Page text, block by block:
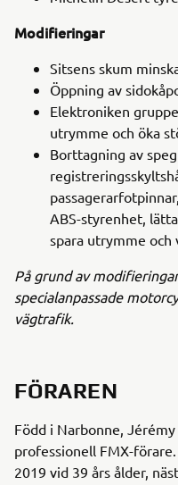
Modifieringar
Sitsens skum
Öppning av
Elektroniken
utrymme och öka
Borttagning av
ABS-styrenhet,
spara utrymme och
På grund av
specialanpassade
vägtrafik.
FÖRAREN
Född i Narbonne,
professionell FMX-
2019 vid 39 års ålder,